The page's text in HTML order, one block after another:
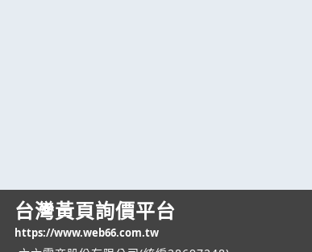
台灣黃頁詢價平台
https://www.web66.com.tw